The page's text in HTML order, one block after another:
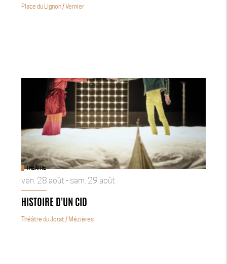
Place du Lignon/ Vernier
THÉÂTRE
ven. 28 août - sam. 29 août
HISTOIRE D'UN CID
Théâtre du Jorat/ Mézières